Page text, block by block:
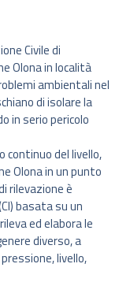
Civile di
Olona in località
ambientali nel
di isolare la
in serio pericolo
del livello,
Olona in un punto
rilevazione è
basata su un
ed elabora le
diverso, a
livello,